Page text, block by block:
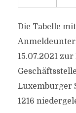
Die Tabelle
15.07.2021
Luxemburger
1216